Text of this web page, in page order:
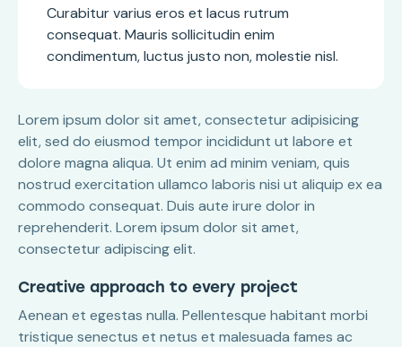
Curabitur varius eros et lacus rutrum
consequat. Mauris sollicitudin enim
condimentum, luctus justo non, molestie nisl.
Lorem ipsum dolor sit amet, consectetur adipisicing
elit, sed do eiusmod tempor incididunt ut labore et
dolore magna aliqua. Ut enim ad minim veniam, quis
nostrud exercitation ullamco laboris nisi ut aliquip ex ea
commodo consequat. Duis aute irure dolor in
reprehenderit. Lorem ipsum dolor sit amet,
consectetur adipiscing elit.
Creative approach to every project
Aenean et egestas nulla. Pellentesque habitant morbi
tristique senectus et netus et malesuada fames ac